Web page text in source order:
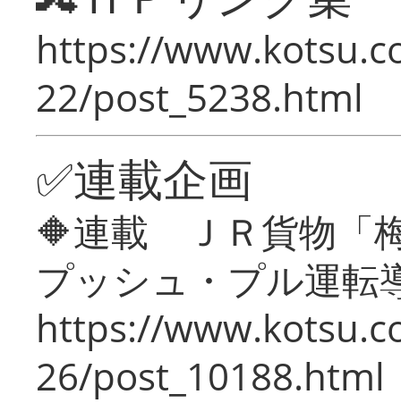
https://
22/post_5238.html
✅連載企画
🔶連載 ＪＲ貨物「
プッシュ・プル運転
https://
26/post_10188.html